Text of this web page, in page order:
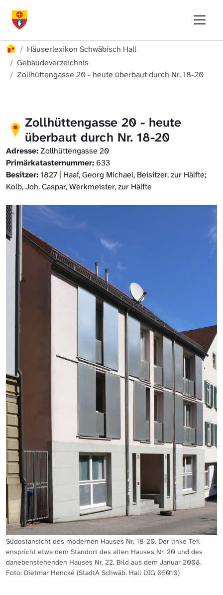
Häuserlexikon
Häuserlexikon Schwäbisch Hall
Gebäudeverzeichnis
Zollhüttengasse 20 - heute überbaut durch Nr. 18-20
Zollhüttengasse 20 - heute
überbaut durch Nr. 18-20
Adresse:Zollhüttengasse 20
Primärkatasternummer: 633
Besitzer:1827 | Haaf, Georg Michael, Beisitzer, zur Hälfte;
Kolb, Joh. Caspar, Werkmeister, zur Hälfte
Südostansicht des modernen Hauses Nr. 18-20. Der linke Teil
enspricht etwa dem Standort des alten Hauses Nr. 20 und des
danebenstehenden Hauses Nr, 22. Bild aus dem Januar 2008.
Foto: Dietmar Hencke (StadtA Schwäb. Hall DIG 05010)
Häuserlexikon Steinbach